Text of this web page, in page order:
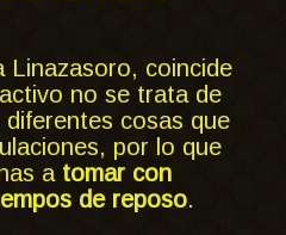
Linazasoro, coincide
no se trata de
cosas que
por lo que
a tomar con
de reposo.